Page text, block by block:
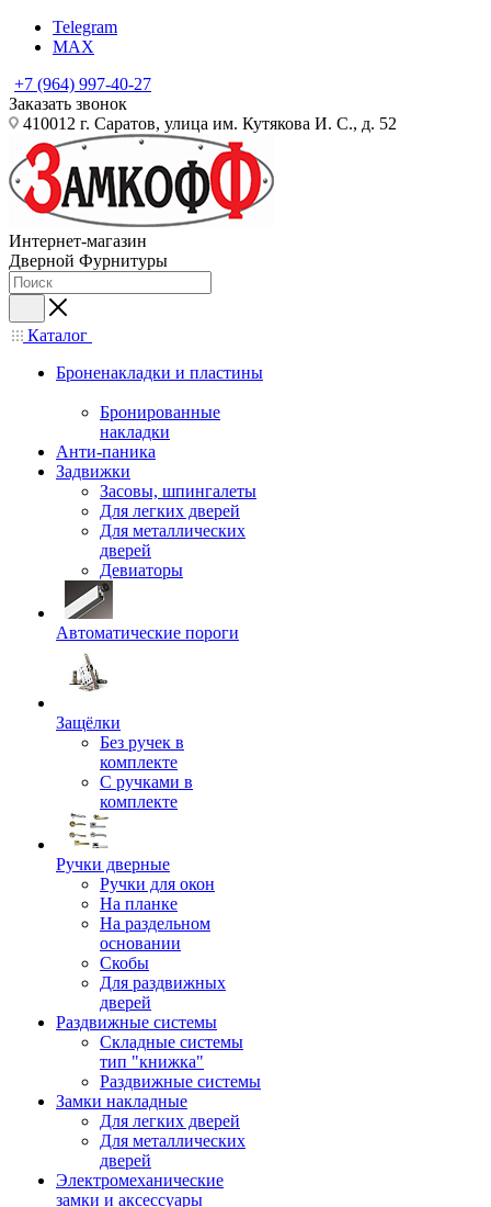
Telegram
MAX
+7 (964) 997-40-27
Заказать звонок
410012 г. Саратов, улица им. Кутякова И. С., д. 52
Интернет-магазин
Дверной Фурнитуры
Каталог
Броненакладки и пластины
Бронированные
накладки
Анти-паника
Задвижки
Засовы, шпингалеты
Для легких дверей
Для металлических
дверей
Девиаторы
Автоматические пороги
Защёлки
Без ручек в
комплекте
С ручками в
комплекте
Ручки дверные
Ручки для окон
На планке
На раздельном
основании
Скобы
Для раздвижных
дверей
Раздвижные системы
Складные системы
тип "книжка"
Раздвижные системы
Замки накладные
Для легких дверей
Для металлических
дверей
Электромеханические
замки и аксессуары